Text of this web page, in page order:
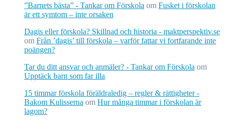
”Barnets bästa” - Tankar om Förskola om Fusket i förskolan
är ett symtom – inte orsaken
Dagis eller förskola? Skillnad och historia - maktperspektiv.se
om Från ’dagis’ till förskola – varför fattar vi fortfarande inte
poängen?
Tar du ditt ansvar och anmäler? - Tankar om Förskola om
Upptäck barn som far illa
15 timmar förskola föräldraledig – regler & rättigheter -
Bakom Kulisserna om Hur många timmar i förskolan är
lagom?